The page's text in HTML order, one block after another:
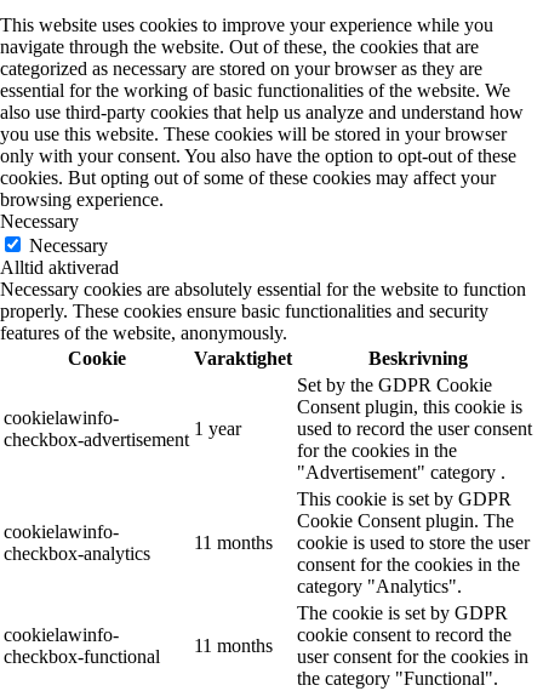
This website uses cookies to improve your experience while you
navigate through the website. Out of these, the cookies that are
categorized as necessary are stored on your browser as they are
essential for the working of basic functionalities of the website. We
also use third-party cookies that help us analyze and understand how
you use this website. These cookies will be stored in your browser
only with your consent. You also have the option to opt-out of these
cookies. But opting out of some of these cookies may affect your
browsing experience.
Necessary
Necessary
Alltid aktiverad
Necessary cookies are absolutely essential for the website to function
properly. These cookies ensure basic functionalities and security
features of the website, anonymously.
Cookie
Varaktighet Beskrivning
cookielawinfo-
checkbox-advertisement
1 year
Set by the GDPR Cookie
Consent plugin, this cookie is
used to record the user consent
for the cookies in the
"Advertisement" category .
cookielawinfo-
checkbox-analytics
11 months
This cookie is set by GDPR
Cookie Consent plugin. The
cookie is used to store the user
consent for the cookies in the
category "Analytics".
cookielawinfo-
checkbox-functional
11 months
The cookie is set by GDPR
cookie consent to record the
user consent for the cookies in
the category "Functional".